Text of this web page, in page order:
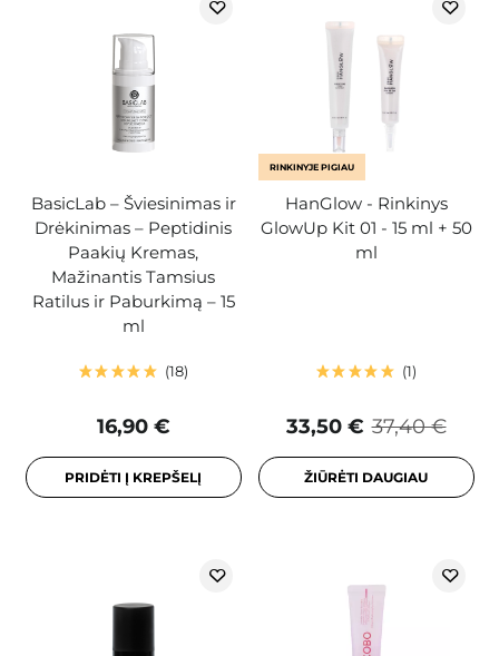
BasicLab – Šviesinimas ir
Drėkinimas – Peptidinis
Paakių Kremas,
Mažinantis Tamsius
Ratilus ir Paburkimą – 15
ml
18
16,90 €
PRIDĖTI Į KREPŠELĮ
RINKINYJE PIGIAU
HanGlow - Rinkinys
GlowUp Kit 01 - 15 ml + 50
ml
1
37,40 €
33,50 €
ŽIŪRĖTI DAUGIAU